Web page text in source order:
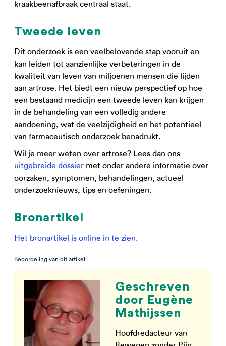
kraakbeenafbraak centraal staat.
Tweede leven
Dit onderzoek is een veelbelovende stap vooruit en
kan leiden tot aanzienlijke verbeteringen in de
kwaliteit van leven van miljoenen mensen die lijden
aan artrose. Het biedt een nieuw perspectief op hoe
een bestaand medicijn een tweede leven kan krijgen
in de behandeling van een volledig andere
aandoening, wat de veelzijdigheid en het potentieel
van farmaceutisch onderzoek benadrukt.
Wil je meer weten over artrose? Lees dan ons
uitgebreide dossier met onder andere informatie over
oorzaken, symptomen, behandelingen, actueel
onderzoeknieuws, tips en oefeningen.
Bronartikel
Het bronartikel is online in te zien.
Beoordeling van dit artikel:
Geschreven
door Eugène
Mathijssen
Hoofdredacteur van